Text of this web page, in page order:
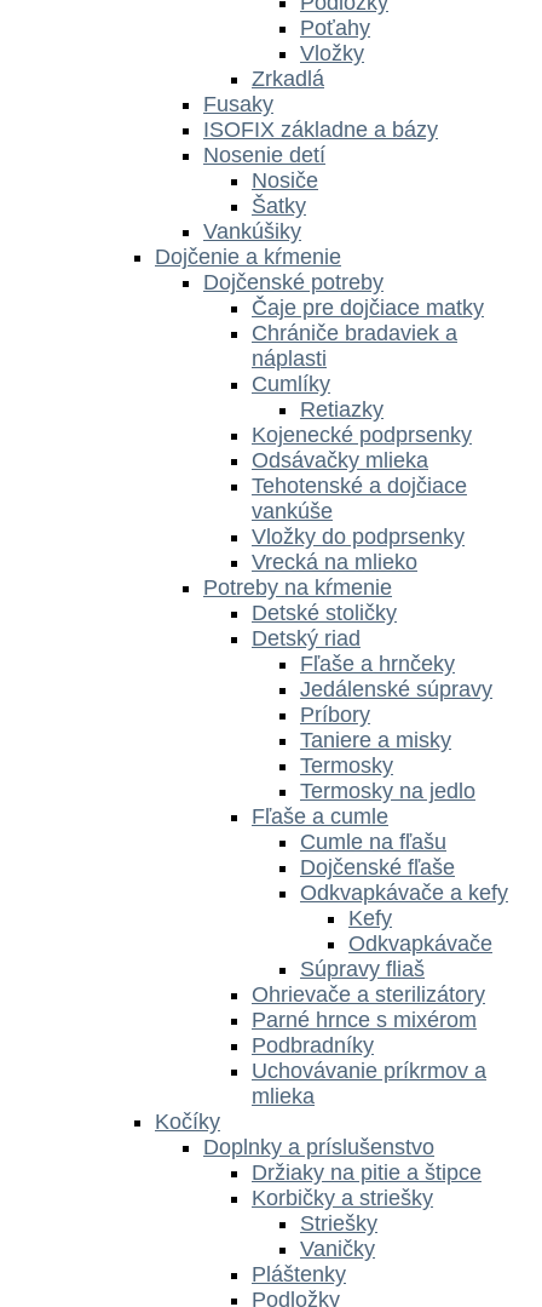
Poťahy
Vložky
Zrkadlá
Fusaky
ISOFIX základne a bázy
Nosenie detí
Nosiče
Šatky
Vankúšiky
Dojčenie a kŕmenie
Dojčenské potreby
Čaje pre dojčiace matky
Chrániče bradaviek a
náplasti
Cumlíky
Retiazky
Kojenecké podprsenky
Odsávačky mlieka
Tehotenské a dojčiace
vankúše
Vložky do podprsenky
Vrecká na mlieko
Potreby na kŕmenie
Detské stoličky
Detský riad
Fľaše a hrnčeky
Jedálenské súpravy
Príbory
Taniere a misky
Termosky
Termosky na jedlo
Fľaše a cumle
Cumle na fľašu
Dojčenské fľaše
Odkvapkávače a kefy
Kefy
Odkvapkávače
Súpravy fliaš
Ohrievače a sterilizátory
Parné hrnce s mixérom
Podbradníky
Uchovávanie príkrmov a
mlieka
Kočíky
Doplnky a príslušenstvo
Držiaky na pitie a štipce
Korbičky a striešky
Striešky
Vaničky
Pláštenky
Podložky